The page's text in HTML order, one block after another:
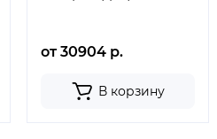
от 30904 р.
В корзину